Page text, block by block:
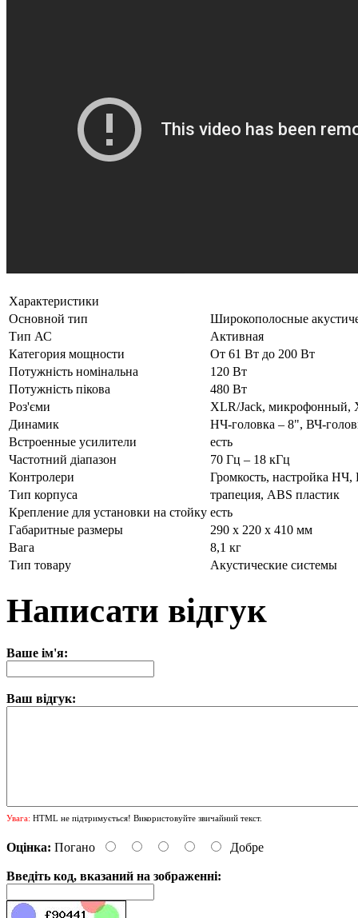
Характеристики
Основной тип
Широкополосные
Тип АС
Активная
Категория мощности
От 61 Вт до 200 Вт
Потужність номінальна
120 Вт
Потужність пікова
480 Вт
Роз'єми
XLR/Jack, микрофонный,
Динамик
НЧ-головка – 8", ВЧ-
Встроенные усилители
есть
Частотний діапазон
70 Гц – 18 кГц
Контролери
Громкость, настройка НЧ,
Тип корпуса
трапеция, ABS пластик
Крепление для установки на стойку есть
Габаритные размеры
290 х 220 х 410 мм
Вага
8,1 кг
Тип товару
Акустические системы
Написати відгук
Ваше ім'я:
Ваш відгук:
Увага: HTML не підтримується! Використовуйте звичайний текст.
Оцінка: Погано Добре
Введіть код, вказаний на зображенні: